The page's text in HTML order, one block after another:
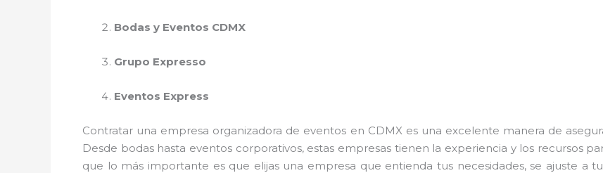
Bodas y Eventos CDMX
Grupo Expresso
Eventos Express
Contratar una empresa organizadora de eventos en CDMX es una excelente manera de
Desde bodas hasta eventos corporativos, estas empresas tienen la experiencia y los recursos
que lo más importante es que elijas una empresa que entienda tus necesidades, se ajuste a